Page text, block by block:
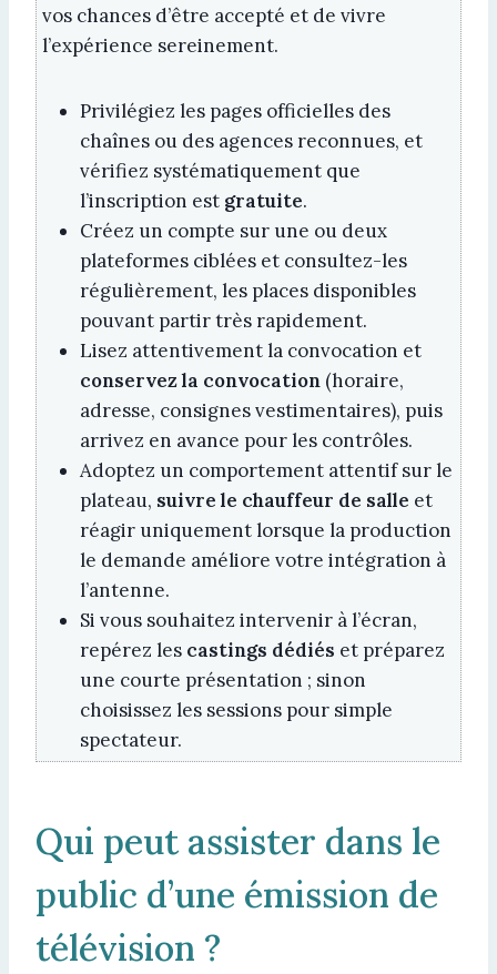
vos chances d’être accepté et de vivre
l’expérience sereinement.
Privilégiez les pages officielles des
chaînes ou des agences reconnues, et
vérifiez systématiquement que
l’inscription est gratuite.
Créez un compte sur une ou deux
plateformes ciblées et consultez-les
régulièrement, les places disponibles
pouvant partir très rapidement.
Lisez attentivement la convocation et
conservez la convocation (horaire,
adresse, consignes vestimentaires), puis
arrivez en avance pour les contrôles.
Adoptez un comportement attentif sur le
plateau, suivre le chauffeur de salle et
réagir uniquement lorsque la production
le demande améliore votre intégration à
l’antenne.
Si vous souhaitez intervenir à l’écran,
repérez les castings dédiés et préparez
une courte présentation ; sinon
choisissez les sessions pour simple
spectateur.
Qui peut assister dans le
public d’une émission de
télévision ?